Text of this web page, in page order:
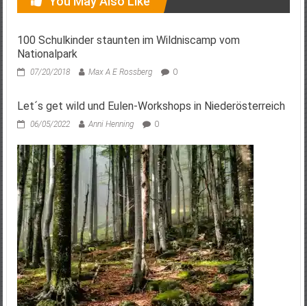
You May Also Like
100 Schulkinder staunten im Wildniscamp vom
Nationalpark
Max A E Rossberg
Let´s get wild und Eulen-Workshops in Niederösterreich
Anni Henning